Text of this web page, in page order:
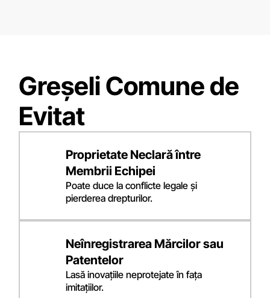
Greșeli Comune de
Evitat
Proprietate Neclară între
Membrii Echipei
Poate duce la conflicte legale și
pierderea drepturilor.
Neînregistrarea Mărcilor sau
Patentelor
Lasă inovațiile neprotejate în fața
imitațiilor.